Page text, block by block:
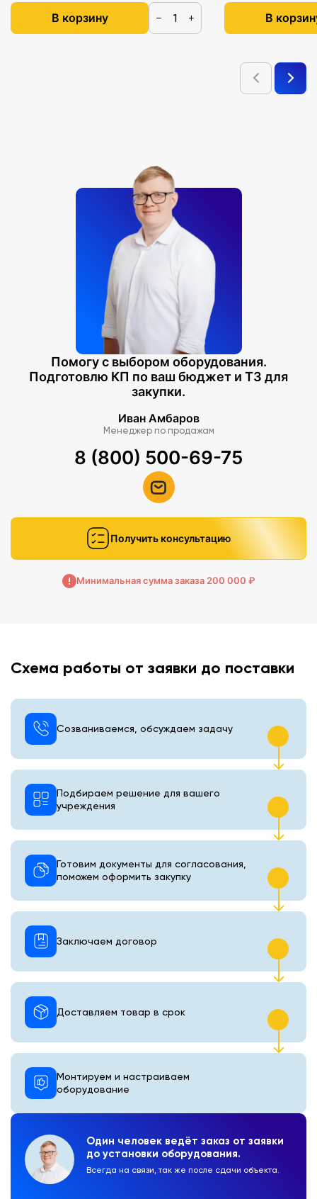
В корзину − + В
Помогу с выбором оборудования.
Подготовлю КП по ваш бюджет и ТЗ для
закупки.
Иван Амбаров
Менеджер по продажам
8 (800) 500-69-75
Получить консультацию
Минимальная сумма заказа 200 000 ₽
Схема работы от заявки до поставки
Один человек ведёт заказ от заявки
до установки оборудования.
Всегда на связи, так же после сдачи объекта.
Созваниваемся, обсуждаем задачу
Подбираем решение для вашего
учреждения
Готовим документы для согласования,
поможем оформить закупку
Монтируем и настраиваем
оборудование
Доставляем товар в срок
Заключаем договор